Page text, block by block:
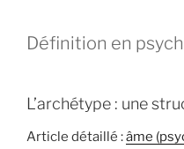
Définition en
L’archétype : une
Article détaillé :âme